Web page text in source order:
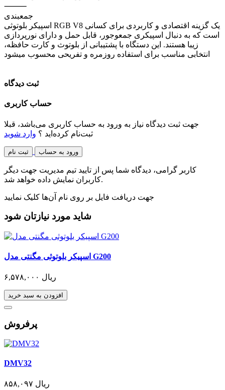
⸻
جمعبندی
اسپیکر بلوتوثی RGB V8 یک گزینه اقتصادی و کاربردی برای کسانی
است که به دنبال اسپیکری جمعوجور، قابل حمل و دارای نورپردازی
زیبا هستند. این دستگاه با پشتیبانی از بلوتوث و کارت حافظه،
انتخابی مناسب برای استفاده روزمره و تفریحی محسوب میشود
ثبت دیدگاه
حساب کاربری
جهت ثبت دیدگاه نیاز به ورود به حساب کاربری می‌باشد، قبلا
ثبت‌نام کرده‌اید ؟ وارد شوید
ثبت نام ورود به حساب
کاربر گرامی، دیدگاه شما پس از تایید تیم مدیریت جهت دیگر
کاربران نمایش داده خواهد شد.
جهت دریافت فایل بر روی نام آن‌ها کلیک نمایید
شاید مورد نیازتان شود
اسپیکر بلوتوثی مگنتی مدل G200
۶,۵۷۸,۰۰۰ ریال
افزودن به سبد خرید
پرفروش
DMV32
۸۵۸,۰۹۷ ریال